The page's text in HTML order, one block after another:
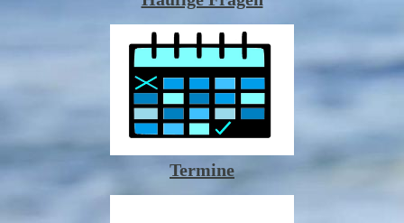
Termine